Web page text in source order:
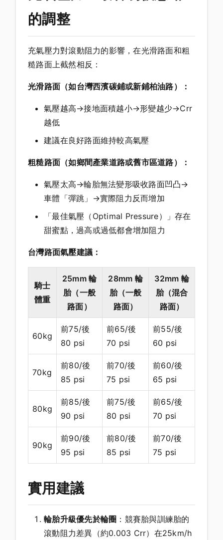
的調整
充氣壓力對滾動阻力的影響，在光滑路面和粗
糙路面上截然相反：
光滑路面（如台灣西濱碳鋪或新鋪柏油路）：
氣壓越高→接地面積越小→形變越少→Crr
越低
建議在良好路面維持較高氣壓
粗糙路面（如鄉間產業道路或舊市區道路）：
氣壓太高→輪胎無法變形吸收路面凹凸→
車體「彈跳」→實際阻力反而增加
「最佳氣壓（Optimal Pressure）」存在
甜蜜點，過高或過低都會增加阻力
台灣路面氣壓建議：
騎士
體重
25mm 輪
胎（一般
路面）
28mm 輪
胎（一般
路面）
32mm 輪
胎（混合
路面）
60kg
前75/後
80 psi
前65/後
70 psi
前55/後
60 psi
70kg
前80/後
85 psi
前70/後
75 psi
前60/後
65 psi
80kg
前85/後
90 psi
前75/後
80 psi
前65/後
70 psi
90kg
前90/後
95 psi
前80/後
85 psi
前70/後
75 psi
實用建議
輪胎升級優先於輪圈 ：競賽胎與訓練胎的
滾動阻力差異（約0.003 Crr）在25km/h